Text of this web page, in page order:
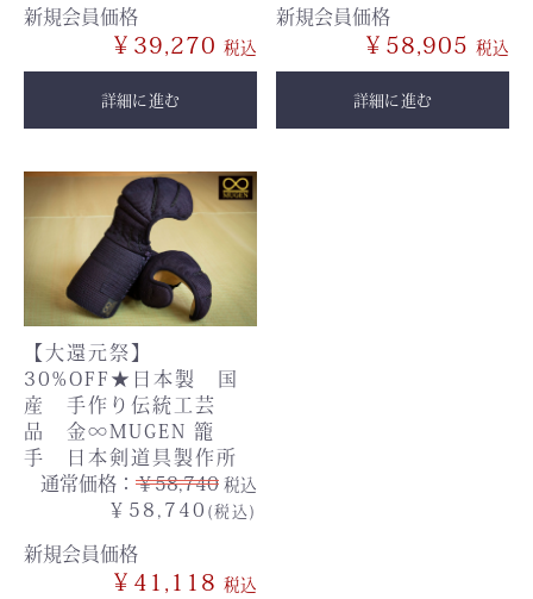
新規会員価格
￥39,270
詳細に進む
新規会員価格
￥58,905
詳細に進む
【大還元祭】
30%OFF★日本製 国
産 手作り伝統工芸
品 金∞MUGEN 籠
手 日本剣道具製作所
通常価格： ￥58,740 税込
￥58,740 (税込)
新規会員価格
￥41,118